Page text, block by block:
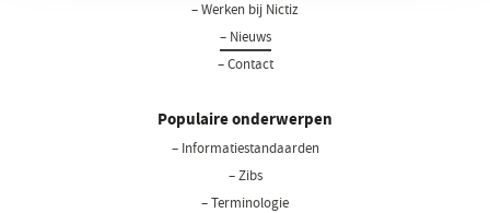
– Werken bij Nictiz
– Nieuws
– Contact
Populaire onderwerpen
– Informatiestandaarden
– Zibs
– Terminologie